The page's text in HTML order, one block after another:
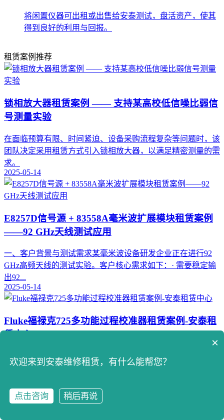
将闲置仪器可出租或出售给安泰测试，盘活资产，使其
得到良好的利用与回报。
租赁案例推荐
锁相放大器租赁案例 —— 支持某高校低信噪比弱信
号测量实验
在面临预算有限、时间紧迫、设备采购流程复杂等问题时，该
团队决定采用租赁方式引入锁相放大器，以满足精密测量的需
求。
2025-05-14
E8257D信号源 + 83558A毫米波扩展模块租赁案例
——92 GHz天线测试应用
一、客户背景与测试需求某毫米波设备研发企业正在进行92
GHz高频天线的测试实验。客户核心需求如下：· 需要稳定输
出92...
2025-05-14
Fluke福禄克725多功能过程校准器租赁案例-安泰租
在某工业自动化项目中，客户需要对新安装的DCS系统进行
I/O模块验证，主要涉及大量0～20mA电流信号与±10V电压信
2025-04-29
×
欢迎来到安泰维修租赁，有什么能帮您？
点击咨询
稍后再说
点击咨询